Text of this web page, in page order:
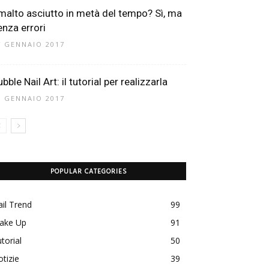
asciutto in metà del tempo? Sì, ma
errori
GENNAIO 2017
Nail Art: il tutorial per realizzarla
GENNAIO 2017
POPULAR CATEGORIES
Trend
99
Up
91
50
39